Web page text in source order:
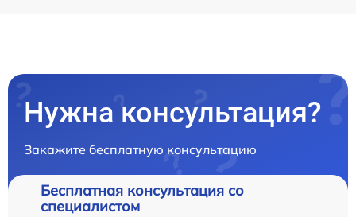
Нужна консультация?
Закажите бесплатную консультацию
Бесплатная консультация со
специалистом